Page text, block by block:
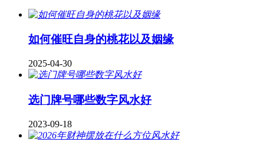
如何催旺自身的桃花以及姻缘
2025-04-30
​选门牌号哪些数字风水好
2023-09-18